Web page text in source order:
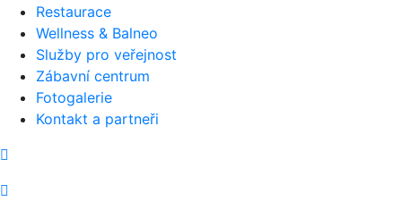
Restaurace
Wellness & Balneo
Služby pro veřejnost
Zábavní centrum
Fotogalerie
Kontakt a partneři